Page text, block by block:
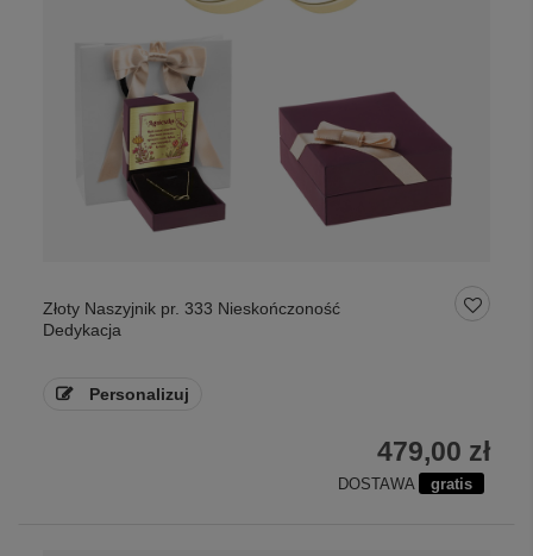
Złoty Naszyjnik pr. 333 Nieskończoność
Dedykacja
Personalizuj
479,00 zł
DOSTAWA gratis